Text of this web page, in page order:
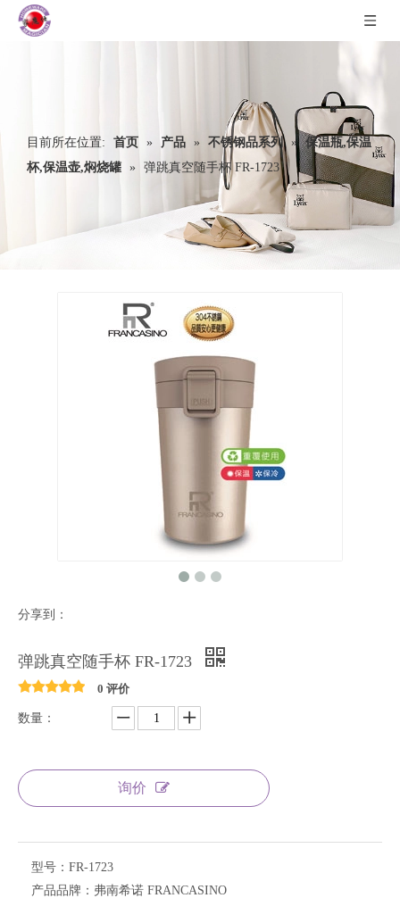
目前所在位置: 首页 » 产品 » 不锈钢品系列 » 保温瓶,保温
杯,保温壶,焖烧罐 » 弹跳真空随手杯 FR-1723
分享到：
弹跳真空随手杯 FR-1723
0 评价
数量：
询价
型号： FR-1723
产品品牌： 弗南希诺 FRANCASINO